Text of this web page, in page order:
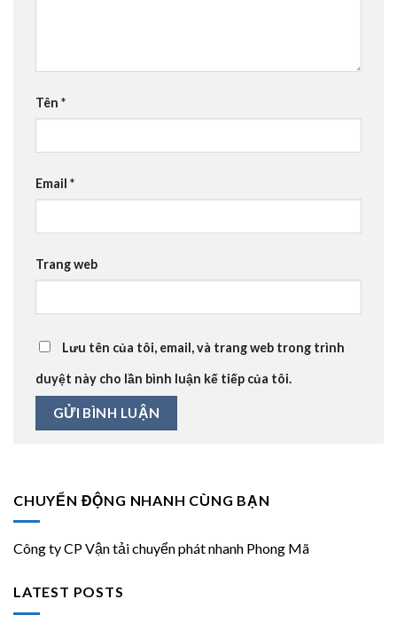
Tên *
Email *
Trang web
Lưu tên của tôi, email, và trang web trong trình
duyệt này cho lần bình luận kế tiếp của tôi.
CHUYỂN ĐỘNG NHANH CÙNG BẠN
Công ty CP Vận tải chuyển phát nhanh Phong Mã
LATEST POSTS